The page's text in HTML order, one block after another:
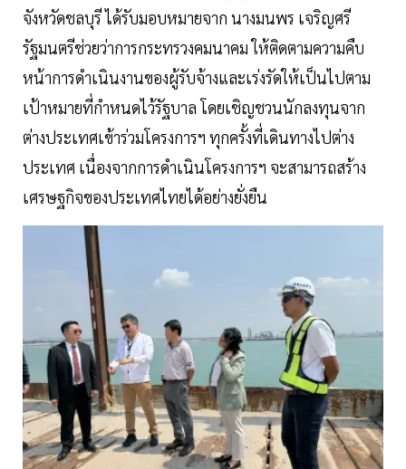
จังหวัดชลบุรี ได้รับมอบหมายจาก นางมนพร เจริญศรี
รัฐมนตรีช่วยว่าการกระทรวงคมนาคม ให้ติดตามความคืบ
หน้าการดำเนินงานของผู้รับจ้างและเร่งรัดให้เป็นไปตาม
เป้าหมายที่กำหนดไว้รัฐบาล โดยเชิญชวนนักลงทุนจาก
ต่างประเทศเข้าร่วมโครงการฯ ทุกครั้งที่เดินทางไปต่าง
ประเทศ เนื่องจากการดำเนินโครงการฯ จะสามารถสร้าง
เศรษฐกิจของประเทศไทยได้อย่างยั่งยืน